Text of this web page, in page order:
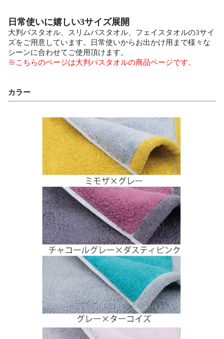
日常使いに嬉しい3サイズ展開
大判バスタオル、スリムバスタオル、フェイスタオルの3サイ
ズをご用意しています。日常使いからお出かけ用まで様々な
シーンに合わせてご使用頂けます。
※こちらのページは大判バスタオルの商品ページです。
カラー